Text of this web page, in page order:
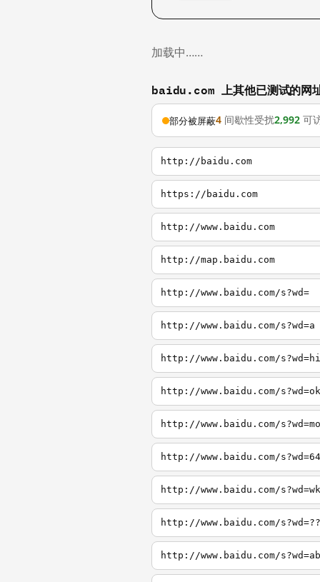
加载中……
baidu.com 上其他已测试的网
部分被屏蔽4 间歇性受扰2,992 可
http://baidu.com
https://baidu.com
http://www.baidu.com
http://map.baidu.com
http://www.baidu.com/s?wd=
http://www.baidu.com/s?wd=a
http://www.baidu.com/s?wd=hi
http://www.baidu.com/s?wd=ok
http://www.baidu.com/s?wd=mo
http://www.baidu.com/s?wd=64
http://www.baidu.com/s?wd=wk
http://www.baidu.com/s?wd=??
http://www.baidu.com/s?wd=ab